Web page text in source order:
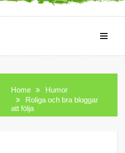
Home
Humor
Roliga och bra bloggar
att följa